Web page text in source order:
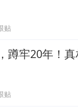
贴
蹲牢20年！
贴